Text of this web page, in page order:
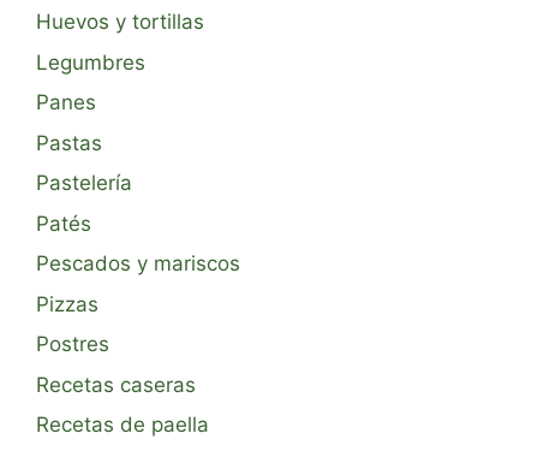
Huevos y tortillas
Legumbres
Panes
Pastas
Pastelería
Patés
Pescados y mariscos
Pizzas
Postres
Recetas caseras
Recetas de paella